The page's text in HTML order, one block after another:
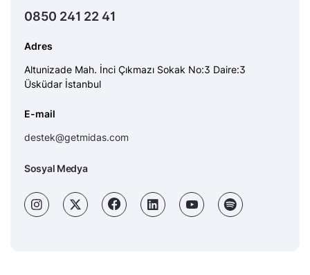
0850 241 22 41
Adres
Altunizade Mah. İnci Çıkmazı Sokak No:3 Daire:3
Üsküdar İstanbul
E-mail
destek@getmidas.com
Sosyal Medya